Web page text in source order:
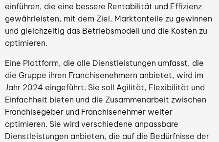
einführen, die eine bessere Rentabilität und Effizienz
gewährleisten, mit dem Ziel, Marktanteile zu gewinnen
und gleichzeitig das Betriebsmodell und die Kosten zu
optimieren.
Eine Plattform, die alle Dienstleistungen umfasst, die
die Gruppe ihren Franchisenehmern anbietet, wird im
Jahr 2024 eingeführt. Sie soll Agilität, Flexibilität und
Einfachheit bieten und die Zusammenarbeit zwischen
Franchisegeber und Franchisenehmer weiter
optimieren. Sie wird verschiedene anpassbare
Dienstleistungen anbieten, die auf die Bedürfnisse der